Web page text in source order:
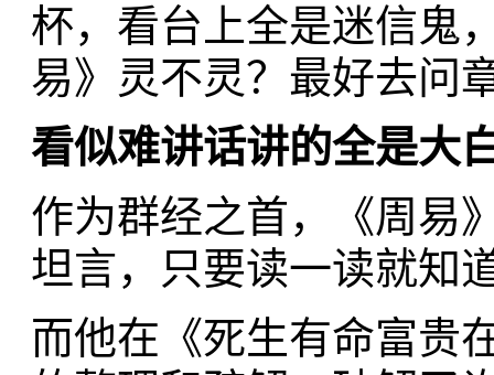
杯，看台上全是迷信鬼
易》灵不灵？最好去问
看似难讲话讲的全是大
作为群经之首，《周易
坦言，只要读一读就知
而他在《死生有命富贵